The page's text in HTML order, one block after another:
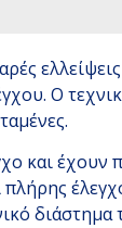
ελλείψεις
Ο
και
πλήρης
διάστημα